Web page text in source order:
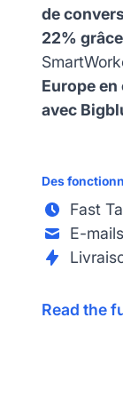
de
22%
Europe
avec
Des
Fast
E-
Read the